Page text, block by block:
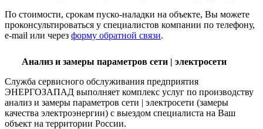
По стоимости, срокам пуско-наладки на объекте, Вы можете
проконсультироваться у специалистов компании по телефону,
e-mail или через форму обратной связи.
Анализ и замеры параметров сети | электросети
Служба сервисного обслуживания предприятия
ЭНЕРГОЗАПАД выполняет комплекс услуг по производству
анализ и замеры параметров сети | электросети (замеры
качества электроэнергии) с выездом специалиста на Ваш
объект на территории России.